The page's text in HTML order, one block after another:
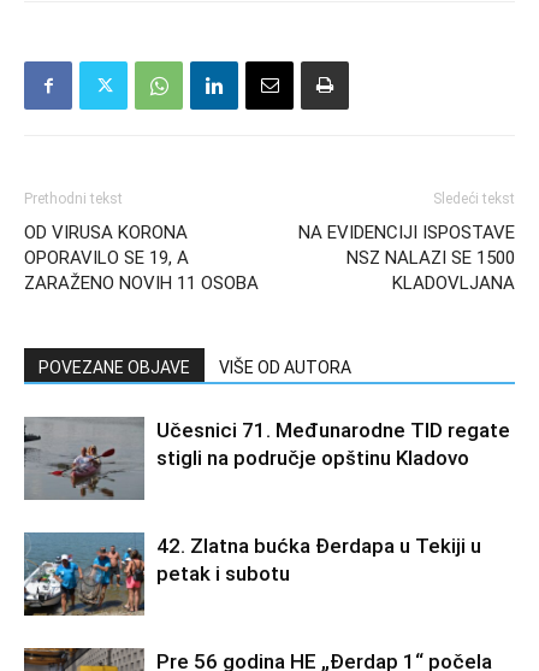
Prethodni tekst
OD VIRUSA KORONA
OPORAVILO SE 19, A
ZARAŽENO NOVIH 11 OSOBA
Sledeći tekst
NA EVIDENCIJI ISPOSTAVE
NSZ NALAZI SE 1500
KLADOVLJANA
POVEZANE OBJAVE VIŠE OD AUTORA
Učesnici 71. Međunarodne TID regate
stigli na područje opštinu Kladovo
42. Zlatna bućka Đerdapa u Tekiji u
petak i subotu
Pre 56 godina HE „Đerdap 1“ počela